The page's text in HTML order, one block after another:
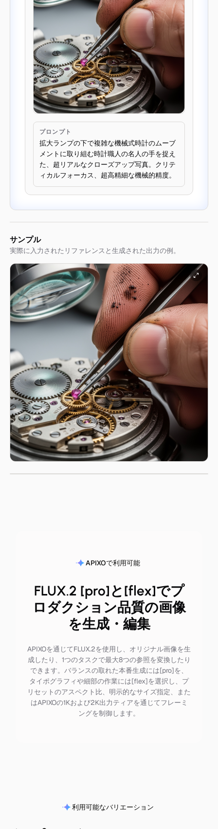
プロンプト
拡大ランプの下で複雑な機械式時計のムーブ
メントに取り組む時計職人の名人の手を捉え
た、超リアルなクローズアップ写真。クリテ
ィカルフォーカス、超高精細な機械的精度。
サンプル
実際に入力されたリファレンスと生成された出力の例。
APIXOで利用可能
FLUX.2 [pro]と[flex]でプ
ロダクション品質の画像
を生成・編集
APIXOを通じてFLUX.2を使用し、オリジナル画像を生
成したり、1つのタスクで最大8つの参照を変換したり
できます。バランスの取れた本番生成には[pro]を、
タイポグラフィや細部の作業には[flex]を選択し、プ
リセットのアスペクト比、明示的なサイズ指定、また
はAPIXOの1Kおよび2K出力ティアを通じてフレーミ
ングを制御します。
利用可能なバリエーション